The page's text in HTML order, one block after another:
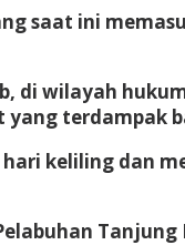
saat ini
wilayah
yang terdampak
keliling dan